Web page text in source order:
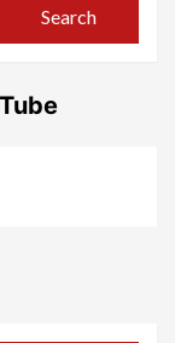
Search